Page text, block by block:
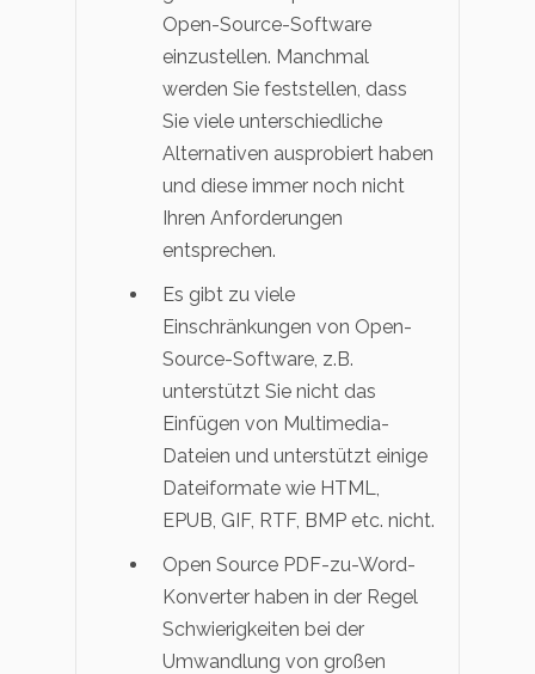
Open-Source-Software
einzustellen. Manchmal
werden Sie feststellen, dass
Sie viele unterschiedliche
Alternativen ausprobiert haben
und diese immer noch nicht
Ihren Anforderungen
entsprechen.
Es gibt zu viele
Einschränkungen von Open-
Source-Software, z.B.
unterstützt Sie nicht das
Einfügen von Multimedia-
Dateien und unterstützt einige
Dateiformate wie HTML,
EPUB, GIF, RTF, BMP etc. nicht.
Open Source PDF-zu-Word-
Konverter haben in der Regel
Schwierigkeiten bei der
Umwandlung von großen